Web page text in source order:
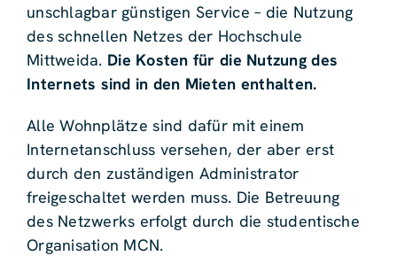
unschlagbar günstigen Service – die Nutzung
des schnellen Netzes der Hochschule
Mittweida. Die Kosten für die Nutzung des
Internets sind in den Mieten enthalten.
Alle Wohnplätze sind dafür mit einem
Internetanschluss versehen, der aber erst
durch den zuständigen Administrator
freigeschaltet werden muss. Die Betreuung
des Netzwerks erfolgt durch die studentische
Organisation MCN.